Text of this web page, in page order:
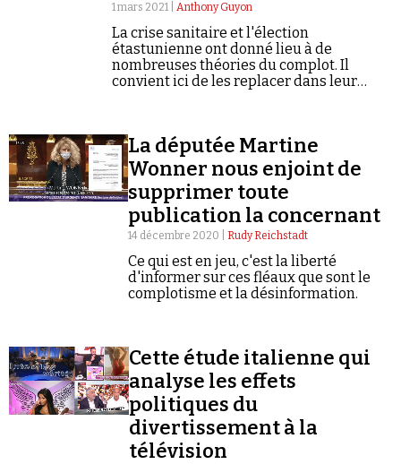
Faire un don
Demander à Vera
Se connecter
1 mars 2021 | Anthony Guyon
La crise sanitaire et l'élection
étastunienne ont donné lieu à de
nombreuses théories du complot. Il
convient ici de les replacer dans leur
La députée Martine
Wonner nous enjoint de
supprimer toute
publication la concernant
14 décembre 2020 | Rudy Reichstadt
Ce qui est en jeu, c'est la liberté
d'informer sur ces fléaux que sont le
complotisme et la désinformation.
Cette étude italienne qui
analyse les effets
politiques du
divertissement à la
télévision